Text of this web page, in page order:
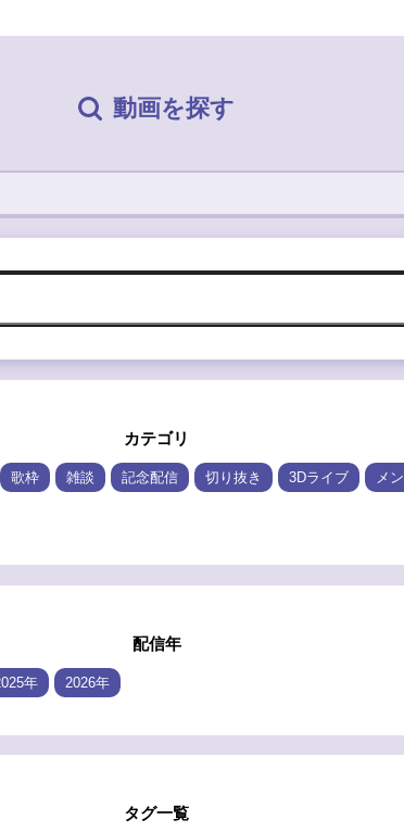
動画を探す
カテゴリ
歌枠 雑談 記念配信 切り抜き 3Dライブ メ
配信年
年 2026年
タグ一覧